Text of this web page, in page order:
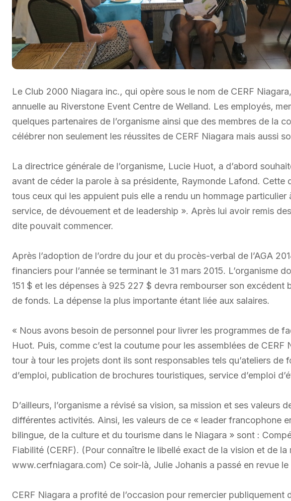
Le Club 2000 Niagara inc., qui opère sous le nom de CERF
annuelle au Riverstone Event Centre de Welland. Les employés,
quelques partenaires de l’organisme ainsi que des membres de la
célébrer non seulement les réussites de CERF Niagara mais aussi
La directrice générale de l’organisme, Lucie Huot, a d’abord
avant de céder la parole à sa présidente, Raymonde Lafond. Cette
tous ceux qui les appuient puis elle a rendu un hommage
service, de dévouement et de leadership ». Après lui avoir remis
dite pouvait commencer.
Après l’adoption de l’ordre du jour et du procès-verbal de l’AGA
financiers pour l’année se terminant le 31 mars 2015. L’organisme
151 $ et les dépenses à 925 227 $ devra rembourser son
de fonds. La dépense la plus importante étant liée aux salaires.
« Nous avons besoin de personnel pour livrer les programmes de
Huot. Puis, comme c’est la coutume pour les assemblées de
tour à tour les projets dont ils sont responsables tels qu’ateliers de
d’emploi, publication de brochures touristiques, service d’emploi
D’ailleurs, l’organisme a révisé sa vision, sa mission et ses valeurs
différentes activités. Ainsi, les valeurs de ce « leader francophone
bilingue, de la culture et du tourisme dans le Niagara » sont :
Fiabilité (CERF). (Pour connaître le libellé exact de la vision et de
www.cerfniagara.com) Ce soir-là, Julie Johanis a passé en revue le
CERF Niagara a profité de l’occasion pour remercier publiquement